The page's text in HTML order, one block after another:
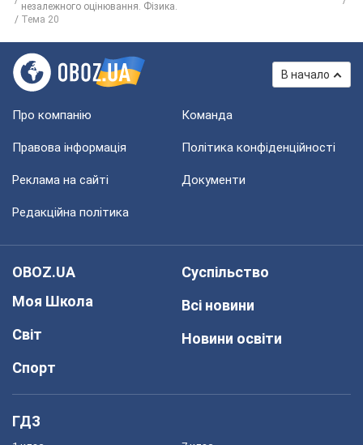
незалежного оцінювання. Фізика.
Тема 20
В начало
Про компанію Команда
Правова інформація Політика конфіденційності
Реклама на сайті Документи
Редакційна політика
OBOZ.UA
Моя Школа
Світ
Спорт
Суспільство
Всі новини
Новини освіти
ГДЗ